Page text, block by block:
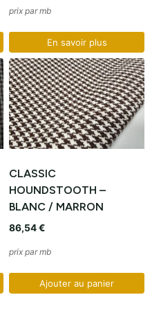
prix par mb
En savoir plus
CLASSIC
HOUNDSTOOTH –
BLANC / MARRON
86,54€
prix par mb
Ajouter au panier